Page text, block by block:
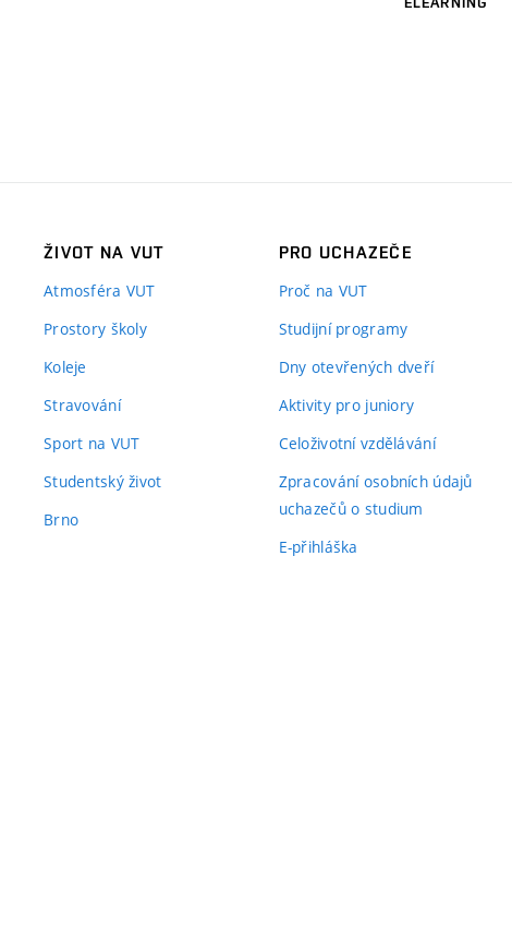
ŽIVOT NA VUT
Atmosféra VUT
Prostory školy
Koleje
Stravování
Sport na VUT
Studentský život
Brno
PRO UCHAZEČE
Proč na VUT
Studijní programy
Dny otevřených dveří
Aktivity pro juniory
Celoživotní vzdělávání
Zpracování osobních údajů
uchazečů o studium
E-přihláška